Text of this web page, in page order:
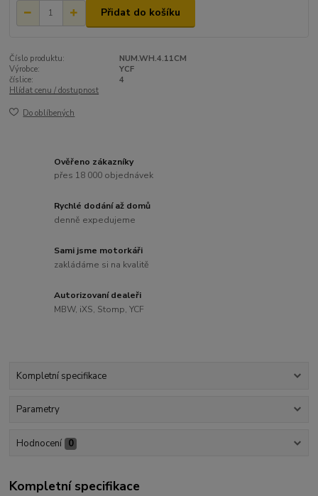
Přidat do košíku
Číslo produktu:
NUM.WH.4.11CM
Výrobce:
YCF
číslice:
4
Hlídat cenu / dostupnost
Do oblíbených
Ověřeno zákazníky
přes 18 000 objednávek
Rychlé dodání až domů
denně expedujeme
Sami jsme motorkáři
zakládáme si na kvalitě
Autorizovaní dealeři
MBW, iXS, Stomp, YCF
Kompletní specifikace
Parametry
Hodnocení 0
Kompletní specifikace